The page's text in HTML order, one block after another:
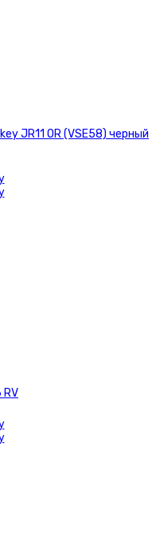
JR11 OR (VSE58) черный
RV